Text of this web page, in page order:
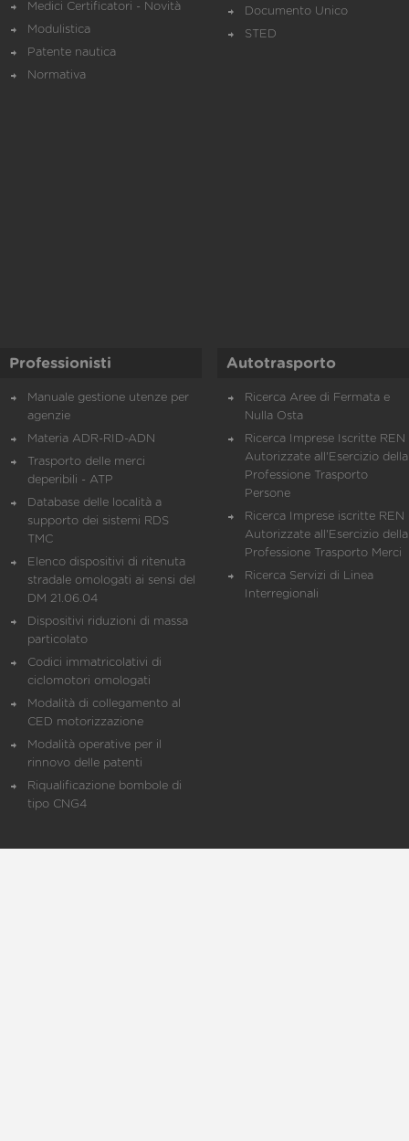
Medici Certificatori - Novità
Modulistica
Patente nautica
Normativa
Documento Unico
STED
Professionisti
Manuale gestione utenze per
agenzie
Materia ADR-RID-ADN
Trasporto delle merci
deperibili - ATP
Database delle località a
supporto dei sistemi RDS
TMC
Elenco dispositivi di ritenuta
stradale omologati ai sensi del
DM 21.06.04
Dispositivi riduzioni di massa
particolato
Codici immatricolativi di
ciclomotori omologati
Modalità di collegamento al
CED motorizzazione
Modalità operative per il
rinnovo delle patenti
Riqualificazione bombole di
tipo CNG4
Autotrasporto
Ricerca Aree di Fermata e
Nulla Osta
Ricerca Imprese Iscritte REN
Autorizzate all'Esercizio della
Professione Trasporto
Persone
Ricerca Imprese iscritte REN
Autorizzate all'Esercizio della
Professione Trasporto Merci
Ricerca Servizi di Linea
Interregionali